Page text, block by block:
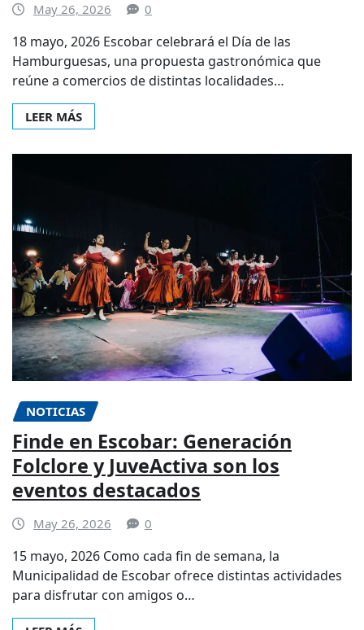
May 26, 2026 0
18 mayo, 2026 Escobar celebrará el Día de las
Hamburguesas, una propuesta gastronómica que
reúne a comercios de distintas localidades…
LEER MÁS
NOTICIAS
Finde en Escobar: Generación
Folclore y JuveActiva son los
eventos destacados
May 26, 2026 0
15 mayo, 2026 Como cada fin de semana, la
Municipalidad de Escobar ofrece distintas actividades
para disfrutar con amigos o…